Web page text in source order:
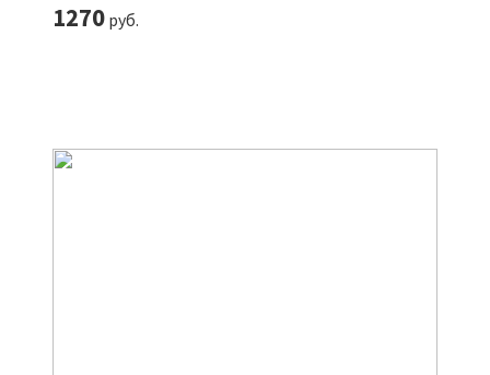
1270руб.